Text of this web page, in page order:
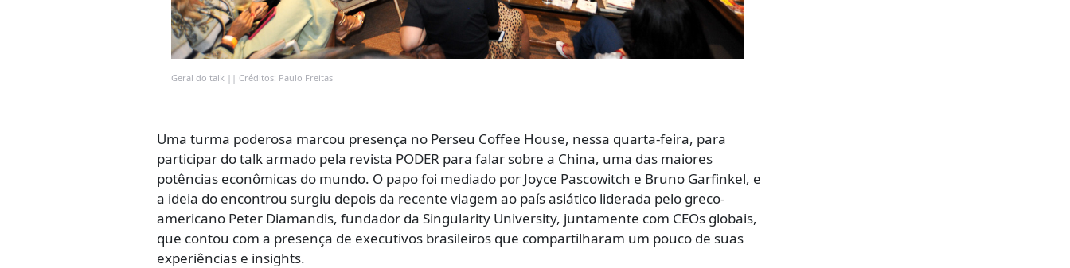
Geral do talk || Créditos: Paulo Freitas
Uma turma poderosa marcou presença no Perseu Coffee House, nessa quarta-feira, para
participar do talk armado pela revista PODER para falar sobre a China, uma das maiores
potências econômicas do mundo. O papo foi mediado por Joyce Pascowitch e Bruno Garfinkel, e
a ideia do encontrou surgiu depois da recente viagem ao país asiático liderada pelo greco-
americano Peter Diamandis, fundador da Singularity University, juntamente com CEOs globais,
que contou com a presença de executivos brasileiros que compartilharam um pouco de suas
experiências e insights.